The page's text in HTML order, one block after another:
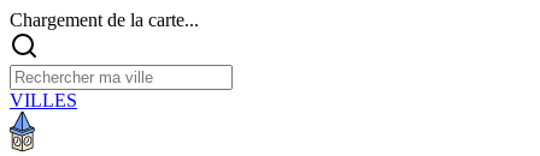
Chargement de la carte...
VILLES